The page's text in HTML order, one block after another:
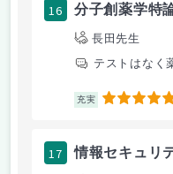
16 分子創薬学特
長田先生
テストはなく
充実 5
17 情報セキュリ